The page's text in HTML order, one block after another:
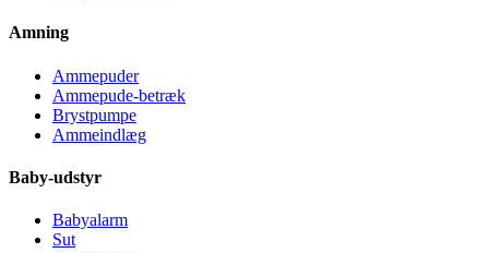
Amning
Ammepuder
Ammepude-betræk
Brystpumpe
Ammeindlæg
Baby-udstyr
Babyalarm
Sut